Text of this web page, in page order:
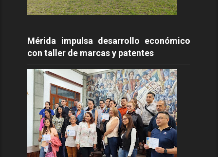
Mérida impulsa desarrollo económico
con taller de marcas y patentes